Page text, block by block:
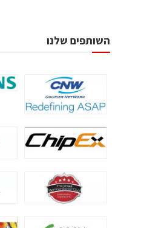
השותפים שלנו